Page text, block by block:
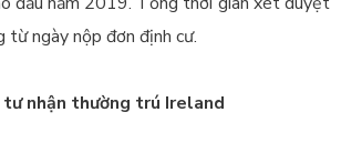
ngày nộp đơn định cư.
nhận thường trú Ireland